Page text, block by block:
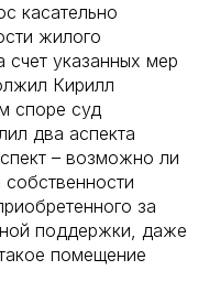
касательно
жилого
указанных мер
Кирилл
споре суд
два аспекта
– возможно ли
за
поддержки, даже
помещение